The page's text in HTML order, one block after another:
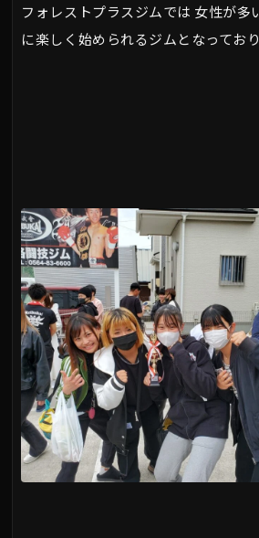
フォレストプラスジムでは 女性が多
に楽しく始められるジムとなってお